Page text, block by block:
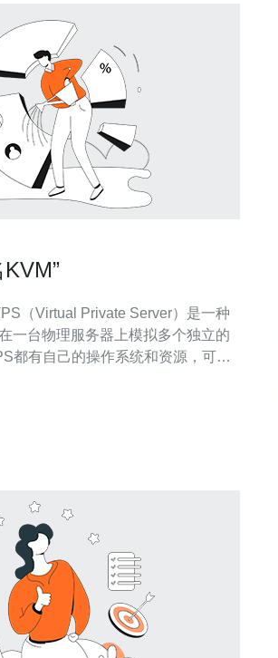
一台物理服务器上模拟多个独立的
都有自己的操作系统和资源，可以
施和快速稳定的网络连接。对于亚